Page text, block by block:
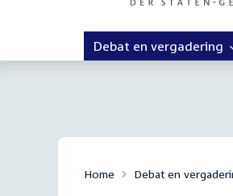
Debat en vergadering
Home Debat en